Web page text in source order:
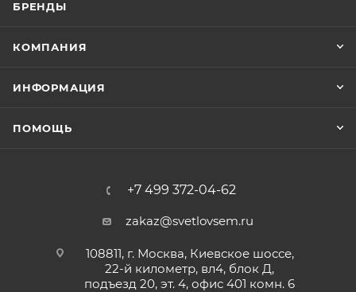
БРЕНДЫ
КОМПАНИЯ
ИНФОРМАЦИЯ
ПОМОЩЬ
+7 499 372-04-62
zakaz@svetlovsem.ru
108811, г. Москва, Киевское шоссе,
22-й километр, вл4, блок Д,
подъезд 20, эт. 4, офис 401 комн. 6